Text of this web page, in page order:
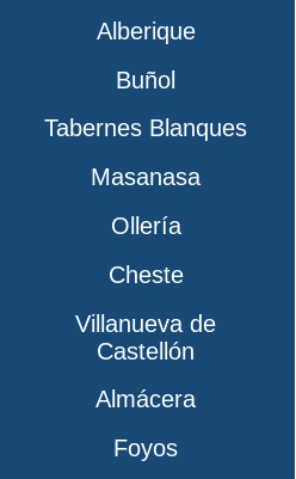
Alberique
Buñol
Tabernes Blanques
Masanasa
Ollería
Cheste
Villanueva de
Castellón
Almácera
Foyos